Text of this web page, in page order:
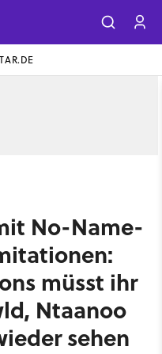
No-Name-
müsst ihr
Ntaanoo
sehen